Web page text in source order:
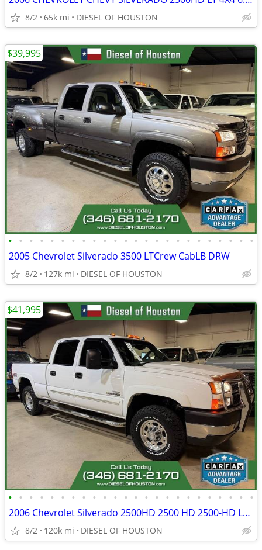
8/2 65k mi DIESEL OF HOUSTON
• • • • • • • • • • • • • • • • • • • • • • • •
2005 Chevrolet Silverado 3500 LTCrew CabLB DRW
8/2 127k mi DIESEL OF HOUSTON
$39,995
• • • • • • • • • • • • • • • • • • • • • • • •
2006 Chevrolet Silverado 2500HD 2500 HD 2500-HD LT3Crew CabSB
8/2 120k mi DIESEL OF HOUSTON
$41,995